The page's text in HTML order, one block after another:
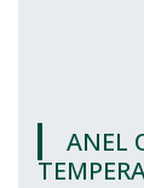
ANEL